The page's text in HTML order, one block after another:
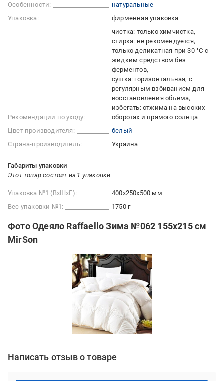
Особенности:
натуральные
Упаковка:
фирменная упаковка
Рекомендации по уходу:
чистка: только химчистка
стирка: не рекомендуется,
только деликатная при 30 °C с
жидким средством без
ферментов
сушка: горизонтальная, с
регулярным взбиванием для
восстановления объема
избегать: отжима на высоких
оборотах и прямого солнца
Цвет производителя:
белый
Страна-производитель:
Украина
Габариты упаковки
Этот товар состоит из 1 упаковки
Упаковка №1 (ВхШхГ):
400x250x500 мм
Вес упаковки №1:
1750 г
Фото Одеяло Raffaello Зима №062 155x215 см
MirSon
Написать отзыв о товаре